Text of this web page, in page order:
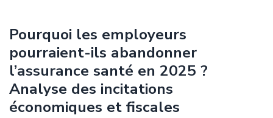
Pourquoi les employeurs
pourraient-ils abandonner
l’assurance santé en 2025 ?
Analyse des incitations
économiques et fiscales